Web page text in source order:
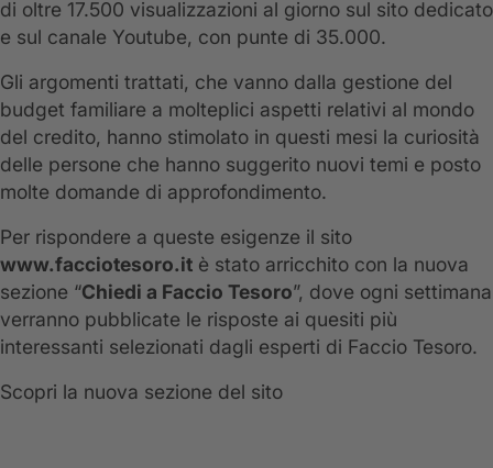
di oltre 17.500 visualizzazioni al giorno sul sito dedicato
e sul canale Youtube, con punte di 35.000.
Gli argomenti trattati, che vanno dalla gestione del
budget familiare a molteplici aspetti relativi al mondo
del credito, hanno stimolato in questi mesi la curiosità
delle persone che hanno suggerito nuovi temi e posto
molte domande di approfondimento.
Per rispondere a queste esigenze il sito
www.facciotesoro.it è stato arricchito con la nuova
sezione “Chiedi a Faccio Tesoro”, dove ogni settimana
verranno pubblicate le risposte ai quesiti più
interessanti selezionati dagli esperti di Faccio Tesoro.
Scopri la nuova sezione del sito